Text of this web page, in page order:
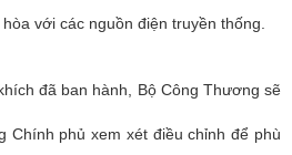
với các nguồn điện truyền thống.
đã ban hành, Bộ Công Thương sẽ
Chính phủ xem xét điều chỉnh để phù